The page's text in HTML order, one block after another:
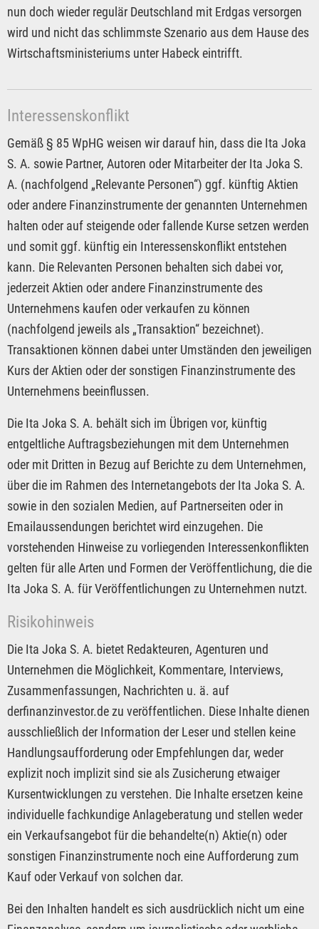
nun doch wieder regulär Deutschland mit Erdgas versorgen
wird und nicht das schlimmste Szenario aus dem Hause des
Wirtschaftsministeriums unter Habeck eintrifft.
Interessenskonflikt
Gemäß § 85 WpHG weisen wir darauf hin, dass die Ita Joka
S. A. sowie Partner, Autoren oder Mitarbeiter der Ita Joka S.
A. (nachfolgend „Relevante Personen“) ggf. künftig Aktien
oder andere Finanzinstrumente der genannten Unternehmen
halten oder auf steigende oder fallende Kurse setzen werden
und somit ggf. künftig ein Interessenskonflikt entstehen
kann. Die Relevanten Personen behalten sich dabei vor,
jederzeit Aktien oder andere Finanzinstrumente des
Unternehmens kaufen oder verkaufen zu können
(nachfolgend jeweils als „Transaktion“ bezeichnet).
Transaktionen können dabei unter Umständen den jeweiligen
Kurs der Aktien oder der sonstigen Finanzinstrumente des
Unternehmens beeinflussen.
Die Ita Joka S. A. behält sich im Übrigen vor, künftig
entgeltliche Auftragsbeziehungen mit dem Unternehmen
oder mit Dritten in Bezug auf Berichte zu dem Unternehmen,
über die im Rahmen des Internetangebots der Ita Joka S. A.
sowie in den sozialen Medien, auf Partnerseiten oder in
Emailaussendungen berichtet wird einzugehen. Die
vorstehenden Hinweise zu vorliegenden Interessenkonflikten
gelten für alle Arten und Formen der Veröffentlichung, die die
Ita Joka S. A. für Veröffentlichungen zu Unternehmen nutzt.
Risikohinweis
Die Ita Joka S. A. bietet Redakteuren, Agenturen und
Unternehmen die Möglichkeit, Kommentare, Interviews,
Zusammenfassungen, Nachrichten u. ä. auf
derfinanzinvestor.de zu veröffentlichen. Diese Inhalte dienen
ausschließlich der Information der Leser und stellen keine
Handlungsaufforderung oder Empfehlungen dar, weder
explizit noch implizit sind sie als Zusicherung etwaiger
Kursentwicklungen zu verstehen. Die Inhalte ersetzen keine
individuelle fachkundige Anlageberatung und stellen weder
ein Verkaufsangebot für die behandelte(n) Aktie(n) oder
sonstigen Finanzinstrumente noch eine Aufforderung zum
Kauf oder Verkauf von solchen dar.
Bei den Inhalten handelt es sich ausdrücklich nicht um eine